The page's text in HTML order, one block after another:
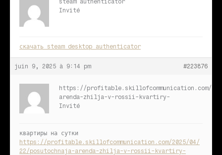
steam authenticator
Invité
скачать steam desktop authenticator
juin 9, 2025 à 9:14 pm #223876
https://profitable.skillofcommunication.com/
arenda-zhilja-v-rossii-kvartiry-
Invité
квартиры на сутки
https://profitable.skillofcommunication.com/2025/04/
22/posutochnaja-arenda-zhilja-v-rossii-kvartiry-